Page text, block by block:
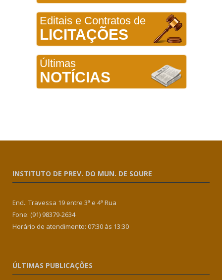
Editais e Contratos de
LICITAÇÕES
Últimas
NOTÍCIAS
INSTITUTO DE PREV. DO MUN. DE SOURE
End.: Travessa 19 entre 3ª e 4ª Rua
Fone: (91) 98379-2634
Horário de atendimento: 07:30 às 13:30
ÚLTIMAS PUBLICAÇÕES